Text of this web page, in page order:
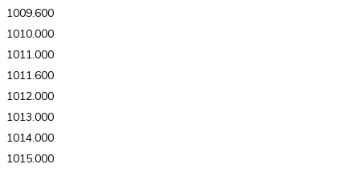
1009.600
1010.000
1011.000
1011.600
1012.000
1013.000
1014.000
1015.000